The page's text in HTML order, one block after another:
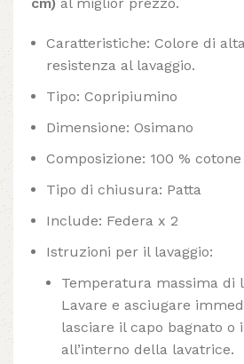
Caratteristiche: Colore di
resistenza al lavaggio.
Tipo: Copripiumino
Dimensione: Osimano
Composizione: 100 % cotone
Tipo di chiusura: Patta
Include: Federa x 2
Istruzioni per il lavaggio:
Temperatura massima di
Lavare e asciugare
lasciare il capo bagnato o
all’interno della lavatrice.